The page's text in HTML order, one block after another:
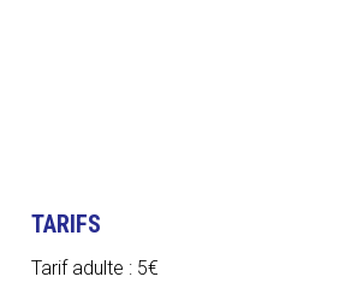
TARIFS
Tarif adulte : 5€